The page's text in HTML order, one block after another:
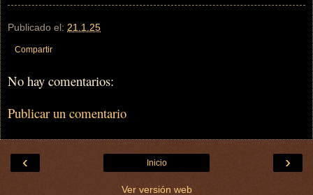
Publicado el: 21.1.25
Compartir
No hay comentarios:
Publicar un comentario
‹ ›
Inicio
Ver versión web